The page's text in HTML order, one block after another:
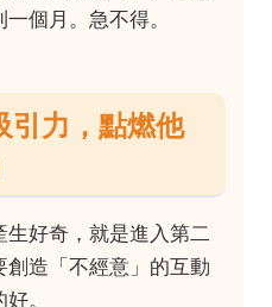
個月。急不得。
引力，點燃他
好奇，就是進入第二
創造「不經意」的互動
。